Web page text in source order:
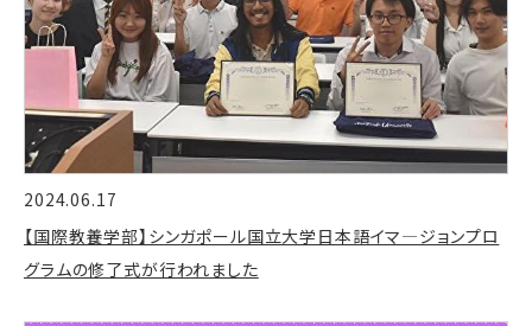
2024.06.17
【国際教養学部】シンガポール国立大学日本語イマ―ジョンプロ
グラムの修了式が行われました